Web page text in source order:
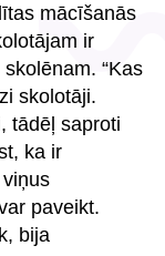
mācīšanās
ir
“Kas
skolotāji.
tādēļ saproti
ka ir
paveikt.
bija